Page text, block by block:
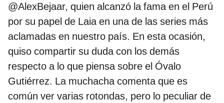
@AlexBejaar, quien alcanzó la fama en el Perú
por su papel de Laia en una de las series más
aclamadas en nuestro país. En esta ocasión,
quiso compartir su duda con los demás
respecto a lo que piensa sobre el Óvalo
Gutiérrez. La muchacha comenta que es
común ver varias rotondas, pero lo peculiar de